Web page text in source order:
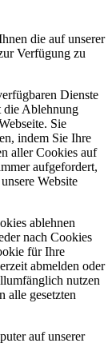
die auf unserer
Verfügung zu
Dienste
die Ablehnung
Sie
indem Sie Ihre
aller Cookies auf
aufgefordert,
Website
ablehnen
nach Cookies
für Ihre
abmelden oder
nutzen
alle gesetzten
auf unserer